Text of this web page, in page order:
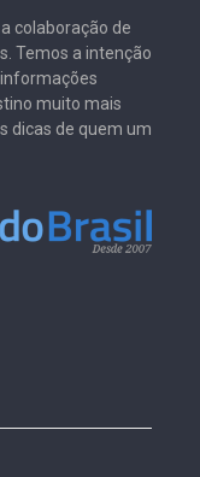
colaboração de
Temos a intenção
muito mais
dicas de quem um